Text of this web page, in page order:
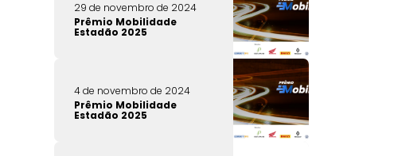
29 de novembro de 2024
Prêmio Mobilidade
Estadão 2025
4 de novembro de 2024
Prêmio Mobilidade
Estadão 2025